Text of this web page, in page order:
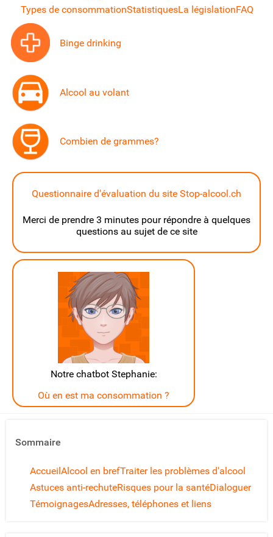
Types de consommationStatistiquesLa législationFAQ
Binge drinking
Alcool au volant
Combien de grammes?
Questionnaire d'évaluation du site Stop-alcool.ch
Merci de prendre 3 minutes pour répondre à quelques
questions au sujet de ce site
Notre chatbot Stephanie:
Où en est ma consommation ?
Sommaire
Accueil Alcool en brefTraiter les problèmes d'alcool
Astuces anti-rechuteRisques pour la santéDialoguer
TémoignagesAdresses, téléphones et liens